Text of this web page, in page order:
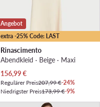
extra -25% Code: LAST
Angebot
Rinascimento
Abendkleid · Beige · Maxi
Aktueller Preis
156,99€
Regulärer Preis207,99 €-24%
Niedrigster Preis173,99 €-9%